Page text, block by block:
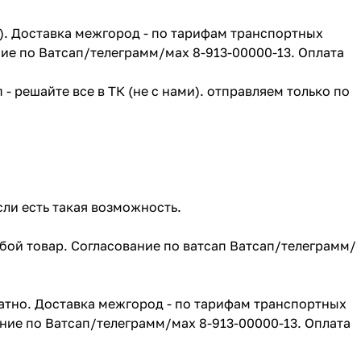
Доставка межгород - по тарифам транспортных
по Ватсап/телеграмм/мах 8-913-00000-13. Оплата
решайте все в ТК (не с нами). отправляем только по
есть такая возможность.
товар. Согласование по ватсап Ватсап/телеграмм/
Доставка межгород - по тарифам транспортных
по Ватсап/телеграмм/мах 8-913-00000-13. Оплата